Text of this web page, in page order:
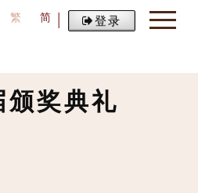
登录
简
繁
颁奖典礼